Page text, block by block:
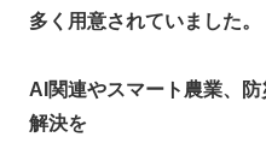
多く用意されていました。
AI関連やスマート農業、
解決を